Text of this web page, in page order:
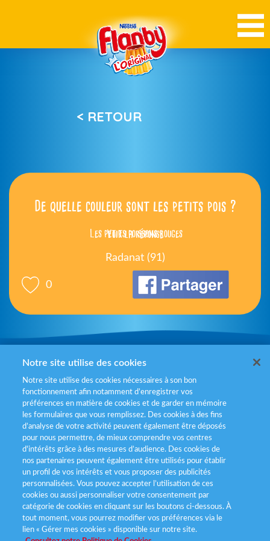
< RETOUR
De quelle couleur sont les petits pois ?
Voir la réponse
Les petits poissons rouges
0
Radanat (91)
Mentions légales
Politiques de gestion des cookies
Politique données personnelles
Services consommateurs
Déclaration d’accessibilité
Notre site utilise des cookies
Notre site utilise des cookies nécessaires à son bon
fonctionnement afin notamment d’enregistrer vos
préférences en matière de cookies et de garder en mémoire
les formulaires que vous remplissez. Des cookies à des fins
d’analyse de votre activité peuvent également être déposés
pour nous permettre, de mieux comprendre vos centres
d'intérêts grâce à des mesures d’audience. Des cookies de
nos partenaires peuvent également être utilisés pour établir
un profil de vos intérêts et vous proposer des publicités
personnalisées. Vous pouvez accepter l’utilisation de ces
cookies ou aussi personnaliser votre consentement par
catégorie de cookies en cliquant sur les boutons ci-dessous. À
tout moment, vous pourrez modifier vos préférences via le
lien « Gérer mes cookies » disponible sur notre site.